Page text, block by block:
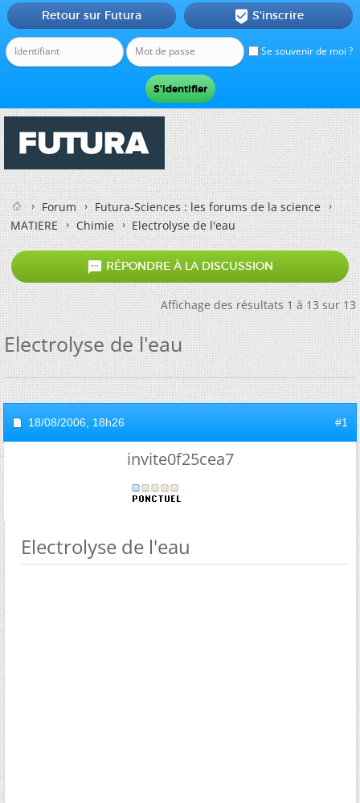
Se souvenir de moi ?
Retour sur Futura  S'inscrire
Forum
Futura-Sciences : les forums de la science
MATIERE
Chimie Electrolyse de l'eau
 RÉPONDRE À LA DISCUSSION
Affichage des résultats 1 à 13 sur 13
Electrolyse de l'eau
18/08/2006, 18h26 #1
invite0f25cea7
Electrolyse de l'eau